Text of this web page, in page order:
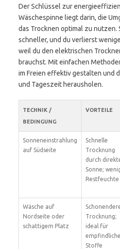
Der Schlüssel zur
Wäschespinne liegt darin, die
das Trocknen optimal zu nutzen.
schneller, und du verlierst
weil du den elektrischen
brauchst. Mit einfachen
im Freien effektiv gestalten und
und Tageszeit herausholen.
TECHNIK /
BEDINGUNG
VORTEILE
Sonneneinstrahlung
auf Südseite
Schnelle
Trocknung
durch
Sonne;
Restfeuchte
Wäsche auf
Nordseite oder
schattigem Platz
Trocknung;
ideal für
empfindliche
Stoffe